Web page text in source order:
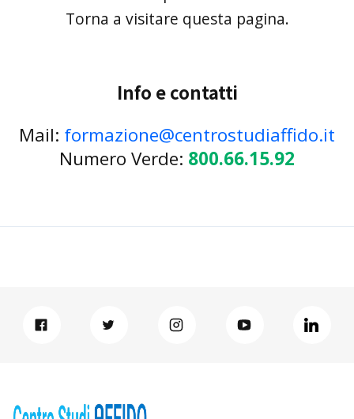
Torna a visitare questa pagina.
Info e contatti
Mail: formazione@centrostudiaffido.it
Numero Verde: 800.66.15.92